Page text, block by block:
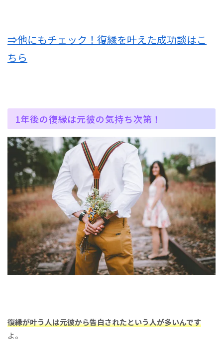
⇒他にもチェック！復縁を叶えた成功談はこ
ちら
1年後の復縁は元彼の気持ち次第！
復縁が叶う人は元彼から告白されたという人が多いんです
よ。